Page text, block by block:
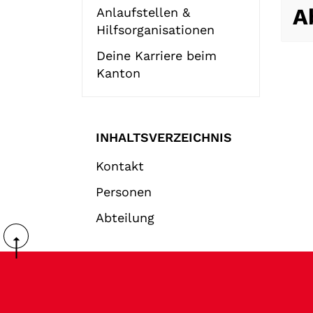
Anlaufstellen &
Hilfsorganisationen
Deine Karriere beim
Kanton
INHALTSVERZEICHNIS
Kontakt
Personen
Abteilung
Fussbereich